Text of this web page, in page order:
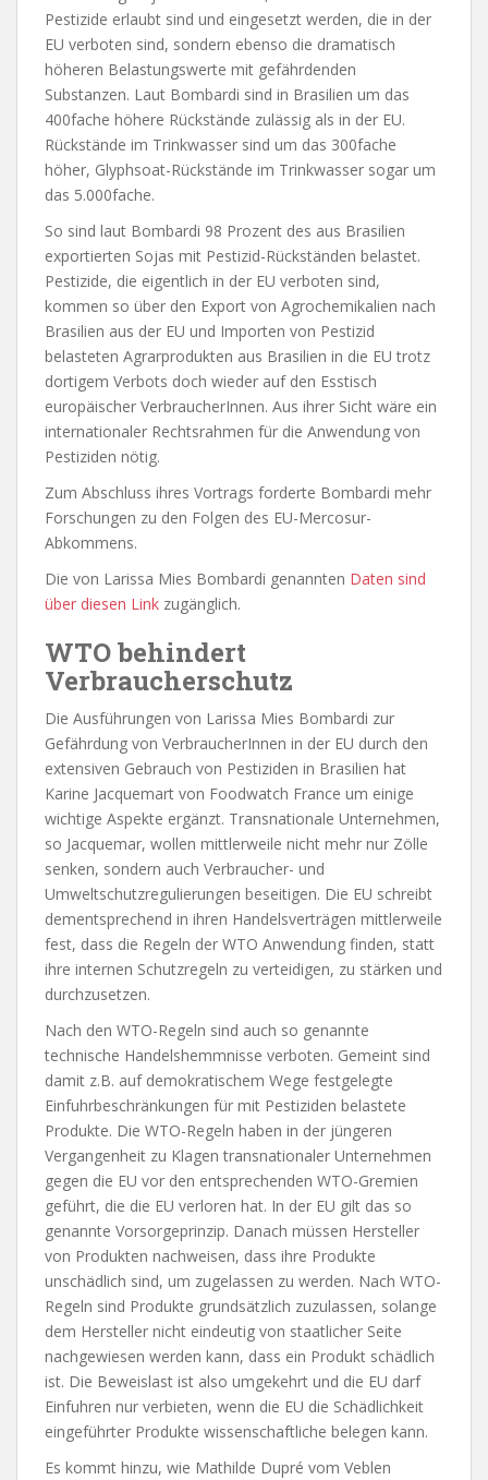
Pestizide erlaubt sind und eingesetzt werden, die in der
EU verboten sind, sondern ebenso die dramatisch
höheren Belastungswerte mit gefährdenden
Substanzen. Laut Bombardi sind in Brasilien um das
400fache höhere Rückstände zulässig als in der EU.
Rückstände im Trinkwasser sind um das 300fache
höher, Glyphsoat-Rückstände im Trinkwasser sogar um
das 5.000fache.
So sind laut Bombardi 98 Prozent des aus Brasilien
exportierten Sojas mit Pestizid-Rückständen belastet.
Pestizide, die eigentlich in der EU verboten sind,
kommen so über den Export von Agrochemikalien nach
Brasilien aus der EU und Importen von Pestizid
belasteten Agrarprodukten aus Brasilien in die EU trotz
dortigem Verbots doch wieder auf den Esstisch
europäischer VerbraucherInnen. Aus ihrer Sicht wäre ein
internationaler Rechtsrahmen für die Anwendung von
Pestiziden nötig.
Zum Abschluss ihres Vortrags forderte Bombardi mehr
Forschungen zu den Folgen des EU-Mercosur-
Abkommens.
Die von Larissa Mies Bombardi genannten Daten sind
über diesen Link zugänglich.
WTO behindert
Verbraucherschutz
Die Ausführungen von Larissa Mies Bombardi zur
Gefährdung von VerbraucherInnen in der EU durch den
extensiven Gebrauch von Pestiziden in Brasilien hat
Karine Jacquemart von Foodwatch France um einige
wichtige Aspekte ergänzt. Transnationale Unternehmen,
so Jacquemar, wollen mittlerweile nicht mehr nur Zölle
senken, sondern auch Verbraucher- und
Umweltschutzregulierungen beseitigen. Die EU schreibt
dementsprechend in ihren Handelsverträgen mittlerweile
fest, dass die Regeln der WTO Anwendung finden, statt
ihre internen Schutzregeln zu verteidigen, zu stärken und
durchzusetzen.
Nach den WTO-Regeln sind auch so genannte
technische Handelshemmnisse verboten. Gemeint sind
damit z.B. auf demokratischem Wege festgelegte
Einfuhrbeschränkungen für mit Pestiziden belastete
Produkte. Die WTO-Regeln haben in der jüngeren
Vergangenheit zu Klagen transnationaler Unternehmen
gegen die EU vor den entsprechenden WTO-Gremien
geführt, die die EU verloren hat. In der EU gilt das so
genannte Vorsorgeprinzip. Danach müssen Hersteller
von Produkten nachweisen, dass ihre Produkte
unschädlich sind, um zugelassen zu werden. Nach WTO-
Regeln sind Produkte grundsätzlich zuzulassen, solange
dem Hersteller nicht eindeutig von staatlicher Seite
nachgewiesen werden kann, dass ein Produkt schädlich
ist. Die Beweislast ist also umgekehrt und die EU darf
Einfuhren nur verbieten, wenn die EU die Schädlichkeit
eingeführter Produkte wissenschaftliche belegen kann.
Es kommt hinzu, wie Mathilde Dupré vom Veblen